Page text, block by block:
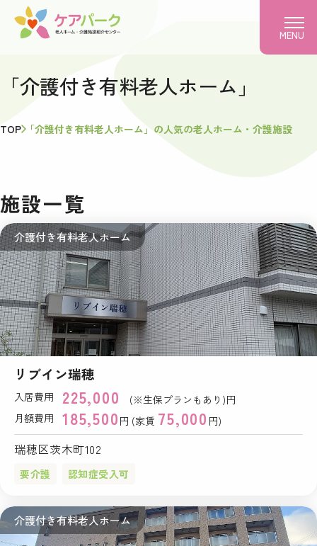
MENU
「介護付き有料老人ホーム」
TOP 「介護付き有料老人ホーム」の人気の老人ホーム・介護施設
施設一覧
介護付き有料老人ホーム
リブイン瑞穂
入居費用 225,000
(※生保プランもあり)円
月額費用
185,500 円 (家賃 75,000 円)
瑞穂区茨木町102
要介護 認知症受入可
介護付き有料老人ホーム